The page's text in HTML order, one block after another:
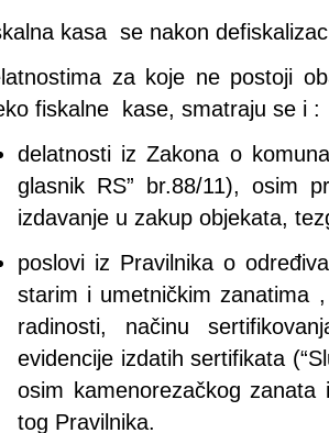
kasa se nakon
za koje ne postoji
fiskalne kase, smatraju se i :
delatnosti iz Zakona o
glasnik RS” br.88/11), osim
izdavanje u zakup objekata,
poslovi iz Pravilnika o
starim i umetničkim zanatima
radinosti, načinu
evidencije izdatih sertifikata
osim kamenorezačkog
tog Pravilnika.